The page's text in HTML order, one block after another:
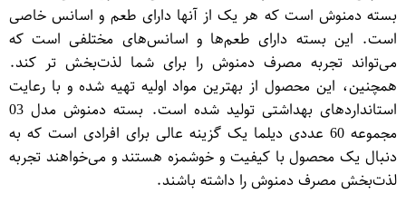
بسته دمنوش است که هر یک از آنها دارای طعم و اسانس خاصی
است. این بسته دارای طعم‌ها و اسانس‌های مختلفی است که
می‌تواند تجربه مصرف دمنوش را برای شما لذت‌بخش تر کند.
همچنین، این محصول از بهترین مواد اولیه تهیه شده و با رعایت
استانداردهای بهداشتی تولید شده است. بسته دمنوش مدل 03
مجموعه 60 عددی دیلما یک گزینه عالی برای افرادی است که به
دنبال یک محصول با کیفیت و خوشمزه هستند و می‌خواهند تجربه
لذت‌بخش مصرف دمنوش را داشته باشند.